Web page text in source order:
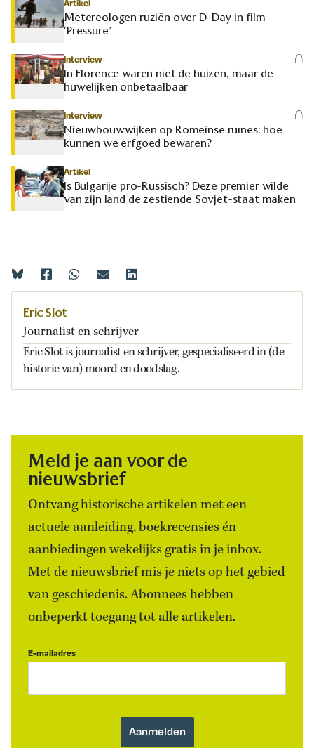
Artikel
Metereologen ruziën over D-Day in film
‘Pressure’
Interview
In Florence waren niet de huizen, maar de
huwelijken onbetaalbaar
Interview
Nieuwbouwwijken op Romeinse ruïnes: hoe
kunnen we erfgoed bewaren?
Artikel
Is Bulgarije pro-Russisch? Deze premier wilde
van zijn land de zestiende Sovjet-staat maken
Eric Slot
Journalist en schrijver
Eric Slot is journalist en schrijver, gespecialiseerd in (de
historie van) moord en doodslag.
Meld je aan voor de
nieuwsbrief
Ontvang historische artikelen met een
actuele aanleiding, boekrecensies én
aanbiedingen wekelijks gratis in je inbox.
Met de nieuwsbrief mis je niets op het gebied
van geschiedenis. Abonnees hebben
onbeperkt toegang tot alle artikelen.
E-mailadres